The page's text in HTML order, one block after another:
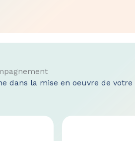
dans la mise en oeuvre de